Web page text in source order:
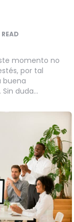
momento no
por tal
buena
duda…